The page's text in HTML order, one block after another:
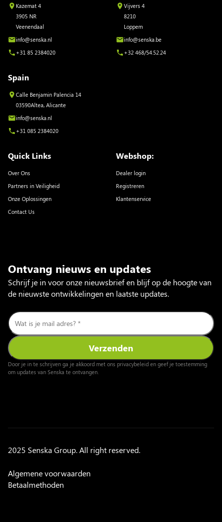
Kazemat 4
3905 NR
Veenendaal
info@senska.nl
+31 85 2384020
Vijvers 4
8210
Loppem
info@senska.be
+32 468/54.52.24
Spain
Calle Benjamin Palencia 14
03590Altea, Alicante
info@senska.nl
+31 085 2384020
Quick Links
Over Ons
Partners in Veiligheid
Onze Oplossingen
Contact Us
Webshop:
Dealer login
Registreren
Klantenservice
Ontvang nieuws en updates
Schrijf je in voor onze nieuwsbrief en blijf op de hoogte van
de nieuwste ontwikkelingen en laatste updates.
Door je in te schrijven ga je akkoord met ons privacybeleid en geef je toestemming
om updates van Senska te ontvangen.
2025 Senska Group. All right reserved.
Algemene voorwaarden
Betaalmethoden